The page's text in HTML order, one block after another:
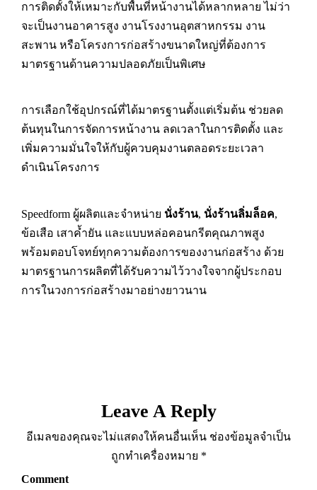
การติดตั้งให้เหมาะกับพื้นที่หน้างานได้หลากหลาย ไม่ว่า
จะเป็นงานอาคารสูง งานโรงงานอุตสาหกรรม งาน
สะพาน หรือโครงการก่อสร้างขนาดใหญ่ที่ต้องการ
มาตรฐานด้านความปลอดภัยเป็นพิเศษ
การเลือกใช้อุปกรณ์ที่ได้มาตรฐานตั้งแต่เริ่มต้น ช่วยลด
ต้นทุนในการจัดการหน้างาน ลดเวลาในการติดตั้ง และ
เพิ่มความมั่นใจให้กับผู้ควบคุมงานตลอดระยะเวลา
ดำเนินโครงการ
Speedform ผู้ผลิตและจำหน่าย นั่งร้าน, นั่งร้านลิ่มล็อค,
ข้อเสือ เสาค้ำยัน และแบบหล่อคอนกรีตคุณภาพสูง
พร้อมตอบโจทย์ทุกความต้องการของงานก่อสร้าง ด้วย
มาตรฐานการผลิตที่ได้รับความไว้วางใจจากผู้ประกอบ
การในวงการก่อสร้างมาอย่างยาวนาน
Leave A Reply
อีเมลของคุณจะไม่แสดงให้คนอื่นเห็น ช่องข้อมูลจำเป็น
ถูกทำเครื่องหมาย *
Comment